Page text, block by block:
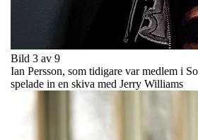
Bild 3 av 9
Ian Persson, som tidigare var medlem i
spelade in en skiva med Jerry Williams